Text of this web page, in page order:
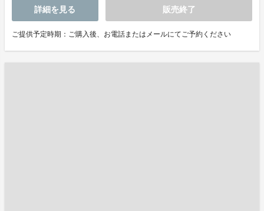
詳細を見る 販売終了
ご提供予定時期：ご購入後、お電話またはメールにてご予約ください